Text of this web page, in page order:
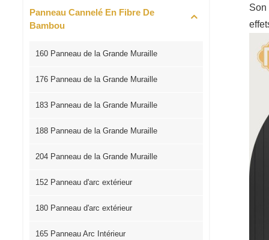
Son
Panneau Cannelé En Fibre De
Bambou
160 Panneau de la Grande Muraille
176 Panneau de la Grande Muraille
183 Panneau de la Grande Muraille
188 Panneau de la Grande Muraille
204 Panneau de la Grande Muraille
152 Panneau d'arc extérieur
180 Panneau d'arc extérieur
165 Panneau Arc Intérieur